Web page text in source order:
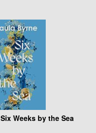
Six Weeks by the Sea